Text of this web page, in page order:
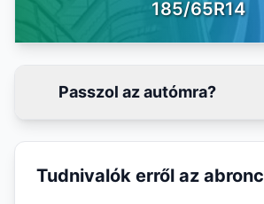
185/65R14
Passzol az autómra?
Tudnivalók erről az